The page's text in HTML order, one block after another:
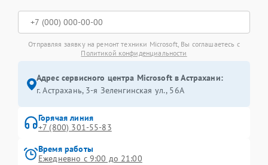
Отправляя заявку на ремонт техники Microsoft, Вы соглашаетесь с
Политикой конфиденциальности
Адрес сервисного центра Microsoft в Астрахани:
г. Астрахань, 3-я Зеленгинская ул., 56А
Горячая линия
+7 (800) 301-55-83
Время работы
Ежедневно с 9:00 до 21:00